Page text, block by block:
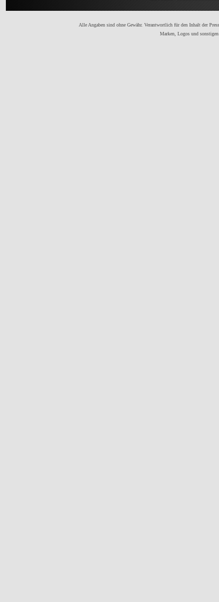
Alle Angaben sind ohne Gewähr. Verantwortlich für den Inhalt der
Marken, Logos und